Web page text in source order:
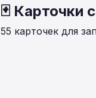
🃏 Карточки
55 карточек для